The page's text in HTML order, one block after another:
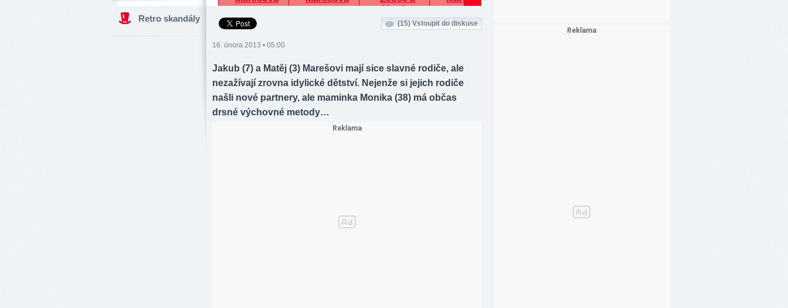
Retro skandály (15) Vstoupit do diskuse
16. února 2013 • 05:00
Jakub (7) a Matěj (3) Marešovi mají sice slavné rodiče, ale
nezažívají zrovna idylické dětství. Nejenže si jejich rodiče
našli nové partnery, ale maminka Monika (38) má občas
drsné výchovné metody…